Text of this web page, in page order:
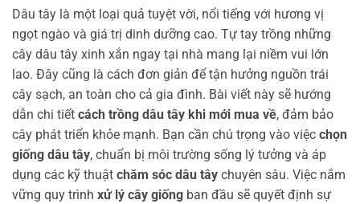
Dâu tây là một loại quả tuyệt vời, nổi tiếng với hương vị
ngọt ngào và giá trị dinh dưỡng cao. Tự tay trồng những
cây dâu tây xinh xắn ngay tại nhà mang lại niềm vui lớn
lao. Đây cũng là cách đơn giản để tận hưởng nguồn trái
cây sạch, an toàn cho cả gia đình. Bài viết này sẽ hướng
dẫn chi tiết cách trồng dâu tây khi mới mua về, đảm bảo
cây phát triển khỏe mạnh. Bạn cần chú trọng vào việc chọn
giống dâu tây, chuẩn bị môi trường sống lý tưởng và áp
dụng các kỹ thuật chăm sóc dâu tây chuyên sâu. Việc nắm
vững quy trình xử lý cây giống ban đầu sẽ quyết định sự